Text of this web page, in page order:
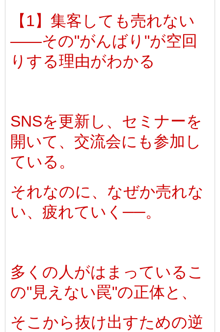
【1】集客しても売れない
――その"がんばり"が空回
りする理由がわかる
SNSを更新し、セミナーを
開いて、交流会にも参加し
ている。
それなのに、なぜか売れな
い、疲れていく──。
多くの人がはまっているこ
の"見えない罠"の正体と、
そこから抜け出すための逆